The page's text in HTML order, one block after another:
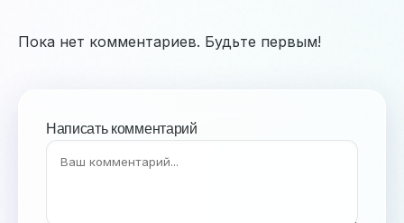
Пока нет комментариев. Будьте первым!
Написать комментарий